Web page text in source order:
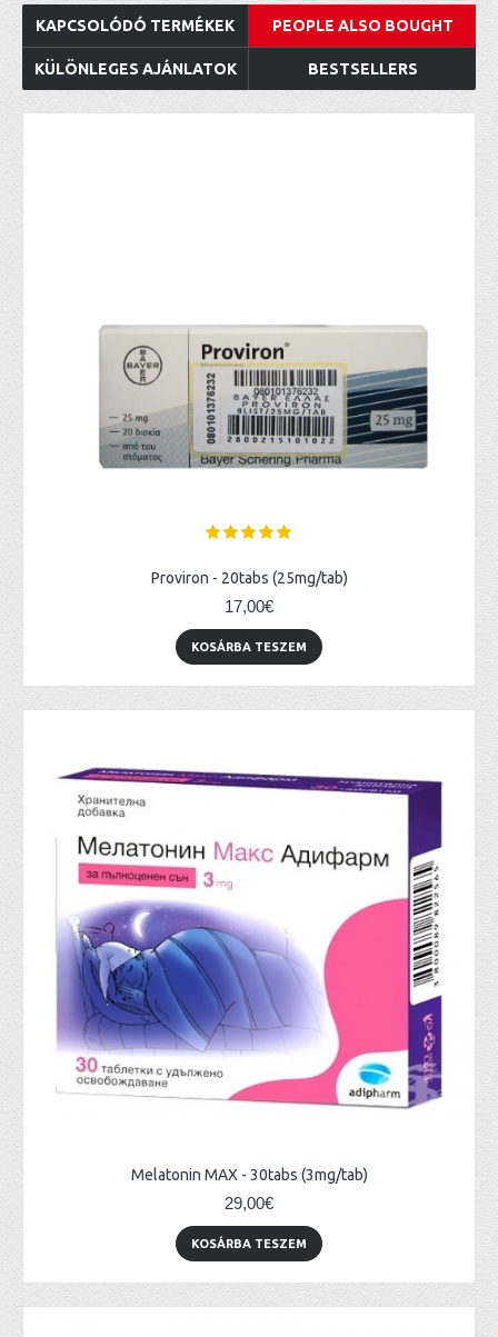
KAPCSOLÓDÓ TERMÉKEK PEOPLE ALSO BOUGHT
KÜLÖNLEGES AJÁNLATOK BESTSELLERS
Proviron - 20tabs (25mg/tab)
17,00€
KOSÁRBA TESZEM
Melatonin MAX - 30tabs (3mg/tab)
29,00€
KOSÁRBA TESZEM